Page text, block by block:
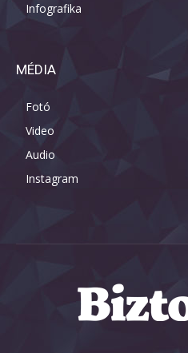
Infografika
MÉDIA
Fotó
Video
Audio
Instagram